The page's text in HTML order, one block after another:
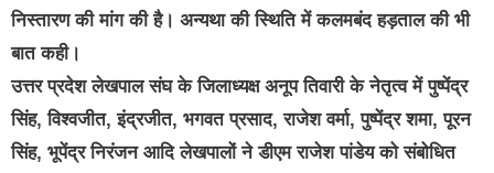
निस्तारण की मांग की है। अन्यथा की स्थिति में कलमबंद हड़ताल की भी
बात कही।
उत्तर प्रदेश लेखपाल संघ के जिलाध्यक्ष अनूप तिवारी के नेतृत्व में पुष्पेंद्र
सिंह, विश्वजीत, इंद्रजीत, भगवत प्रसाद, राजेश वर्मा, पुष्पेंद्र शमा, पूरन
सिंह, भूपेंद्र निरंजन आदि लेखपालों ने डीएम राजेश पांडेय को संबोधित